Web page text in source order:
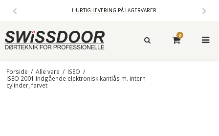
HURTIG LEVERING PÅ LAGERVARER
0
Forside / Alle vare / ISEO /
ISEO 2001 Indgående elektronisk kantlås m. intern
cylinder, farvet